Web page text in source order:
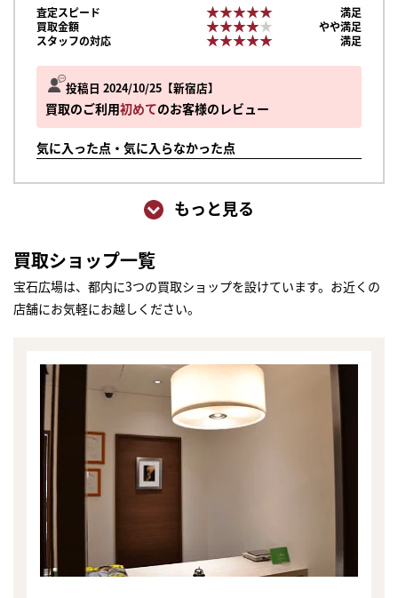
投稿日 2024/10/25 新宿店
買取のご利用初めてのお客様のレビュー
気に入った点・気に入らなかった点
査定スピード ★★★★★
★★★★★
満足
買取金額
★★★★★
★★★★★
やや満足
スタッフの対応
★★★★★
★★★★★ 満足
もっと見る
買取ショップ一覧
宝石広場は、都内に3つの買取ショップを設けています。お近くの
店舗にお気軽にお越しください。
まずは
かんたん30秒でお試し査定